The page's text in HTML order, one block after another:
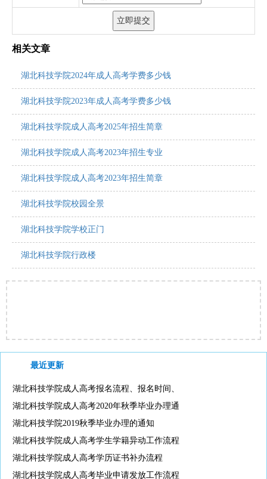
相关文章
湖北科技学院2024年成人高考学费多少钱
湖北科技学院2023年成人高考学费多少钱
湖北科技学院成人高考2025年招生简章
湖北科技学院成人高考2023年招生专业
湖北科技学院成人高考2023年招生简章
湖北科技学院校园全景
湖北科技学院学校正门
湖北科技学院行政楼
最近更新
湖北科技学院成人高考报名流程、报名时间、
湖北科技学院成人高考2020年秋季毕业办理通
湖北科技学院2019秋季毕业办理的通知
湖北科技学院成人高考学生学籍异动工作流程
湖北科技学院成人高考学历证书补办流程
湖北科技学院成人高考毕业申请发放工作流程